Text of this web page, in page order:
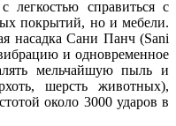
легкостью справиться с
покрытий, но и мебели.
насадка Сани Панч (Sani
и одновременное
мельчайшую пыль и
шерсть животных),
около 3000 ударов в